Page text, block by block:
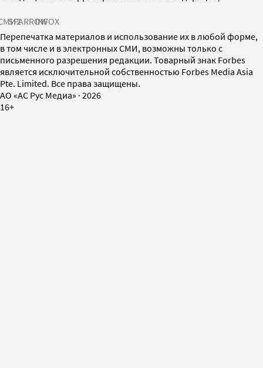
SPARROWINFOX
Перепечатка материалов и использование их в любой форме,
в том числе и в электронных СМИ, возможны только с
письменного разрешения редакции. Товарный знак Forbes
является исключительной собственностью Forbes Media Asia
Pte. Limited. Все права защищены.
AO «АС Рус Медиа» · 2026
16+